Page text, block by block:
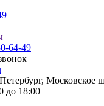
64-49
Московское
до 18:00